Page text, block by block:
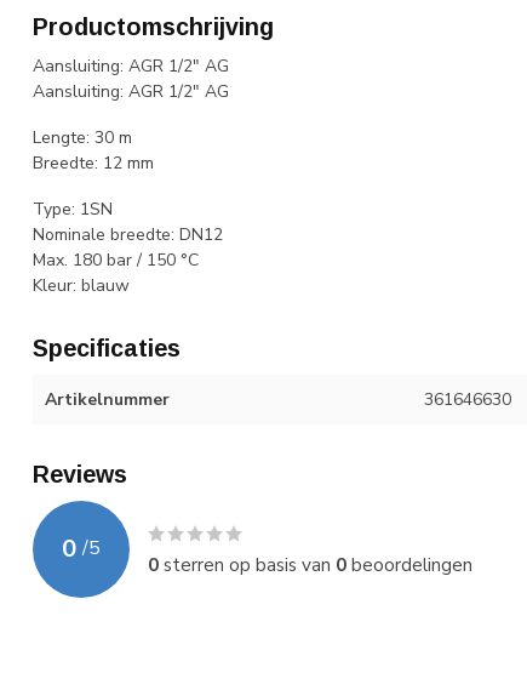
Productomschrijving
Aansluiting: AGR 1/2" AG
Aansluiting: AGR 1/2" AG
Lengte: 30 m
Breedte: 12 mm
Type: 1SN
Nominale breedte: DN12
Max. 180 bar / 150 °C
Kleur: blauw
Specificaties
Artikelnummer 361646630
Reviews
0 /5
0sterren op basis van 0beoordelingen